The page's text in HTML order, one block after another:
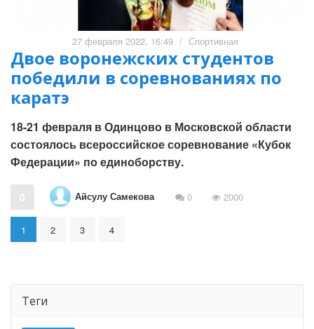
27 февраля 2022, 16:49 / Спортивная
Двое воронежских студентов
победили в соревнованиях по
каратэ
18-21 февраля в Одинцово в Московской области
состоялось всероссийское соревнование «Кубок
Федерации» по единоборству.
0 Айсулу Самекова 0 2000
1 2 3 4
Теги